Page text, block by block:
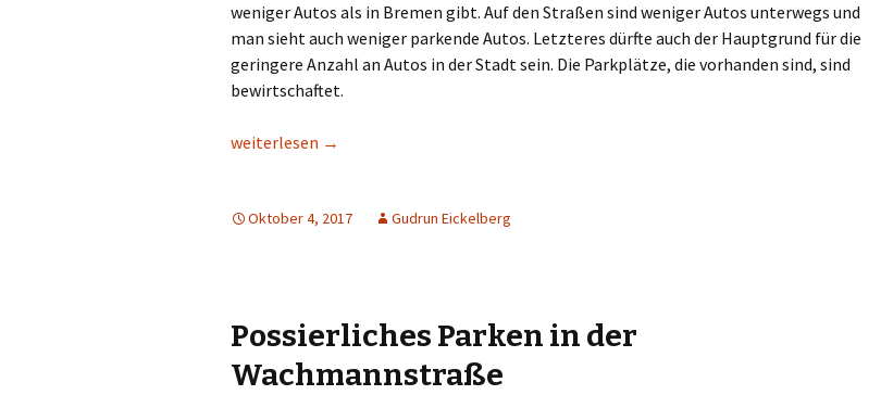
weniger Autos als in Bremen gibt. Auf den Straßen sind weniger Autos unterwegs und
man sieht auch weniger parkende Autos. Letzteres dürfte auch der Hauptgrund für die
geringere Anzahl an Autos in der Stadt sein. Die Parkplätze, die vorhanden sind, sind
bewirtschaftet.
Amsterdamer Verkehrsimpressionen
weiterlesen →
Oktober 4, 2017 Gudrun Eickelberg
Possierliches Parken in der
Wachmannstraße